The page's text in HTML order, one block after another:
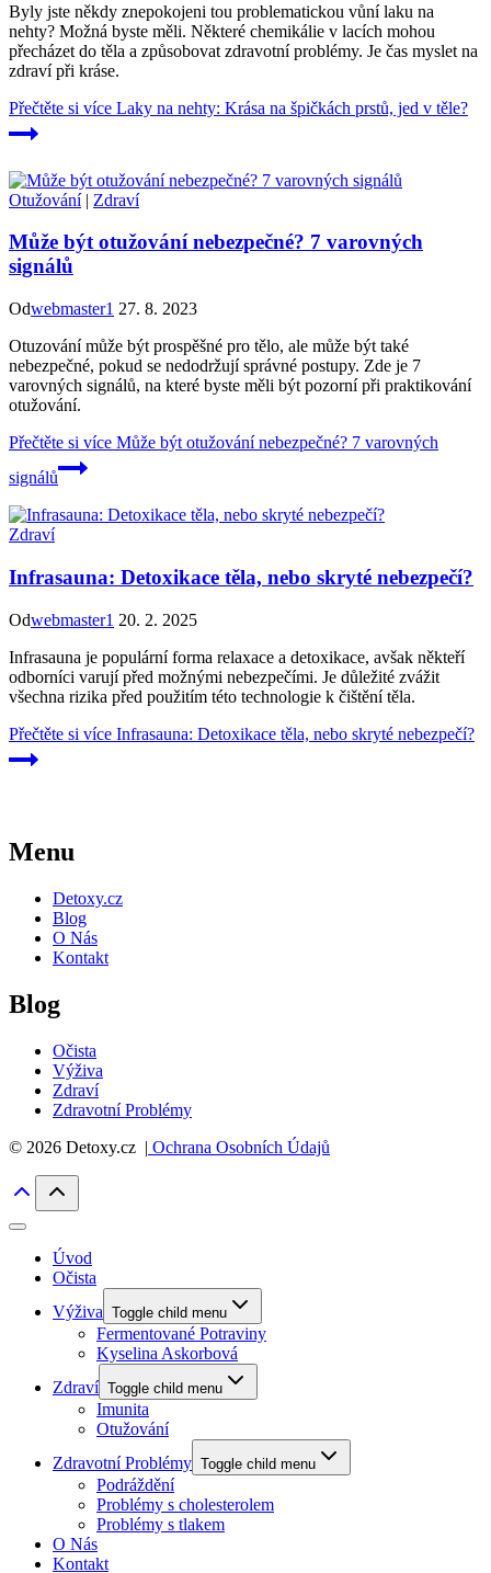
Byly jste někdy znepokojeni tou problematickou vůní laku na
nehty? Možná byste měli. Některé chemikálie v lacích mohou
přecházet do těla a způsobovat zdravotní problémy. Je čas myslet na
zdraví při kráse.
Přečtěte si více Laky na nehty: Krása na špičkách prstů, jed v těle?
Otužování| Zdraví
Může být otužování nebezpečné? 7 varovných
signálů
Odwebmaster1 27. 8. 2023
Otuzování může být prospěšné pro tělo, ale může být také
nebezpečné, pokud se nedodržují správné postupy. Zde je 7
varovných signálů, na které byste měli být pozorní při praktikování
otužování.
Přečtěte si více Může být otužování nebezpečné? 7 varovných
signálů
Zdraví
Infrasauna: Detoxikace těla, nebo skryté nebezpečí?
Odwebmaster1 20. 2. 2025
Infrasauna je populární forma relaxace a detoxikace, avšak někteří
odborníci varují před možnými nebezpečími. Je důležité zvážit
všechna rizika před použitím této technologie k čištění těla.
Přečtěte si více Infrasauna: Detoxikace těla, nebo skryté nebezpečí?
Menu
Detoxy.cz
Blog
O Nás
Kontakt
Blog
Očista
Výživa
Zdraví
Zdravotní Problémy
© 2026 Detoxy.cz | Ochrana Osobních Údajů
Úvod
Očista
Výživa Toggle child menu
Fermentované Potraviny
Kyselina Askorbová
Zdraví Toggle child menu
Imunita
Otužování
Zdravotní Problémy Toggle child menu
Podráždění
Problémy s cholesterolem
Problémy s tlakem
O Nás
Kontakt